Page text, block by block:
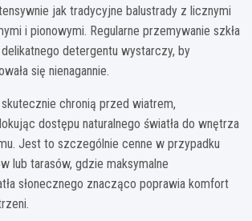
jak tradycyjne balustrady z licznymi
i pionowymi. Regularne przemywanie szkła
detergentu wystarczy, by
się nienagannie.
chronią przed wiatrem,
dostępu naturalnego światła do wnętrza
Jest to szczególnie cenne w przypadku
lub tarasów, gdzie maksymalne
słonecznego znacząco poprawia komfort